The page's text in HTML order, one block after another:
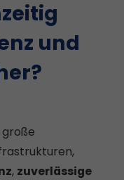
und
, zuverlässige